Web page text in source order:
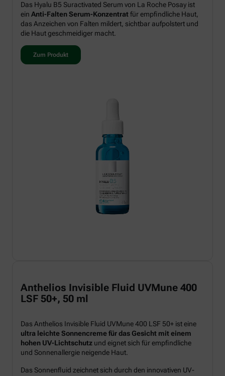
Das Hyalu B5 Suractivated Serum von La Roche Posay ist
ein Anti-Falten Serum-Konzentratfür empfindliche Haut,
das Anzeichen von Falten mildert, sichtbar aufpolstert und
die Haut geschmeidiger macht.
Zum Produkt
Anthelios Invisible Fluid UVMune 400
LSF 50+, 50 ml
Das Anthelios Invisible Fluid UVMune 400 LSF 50+ ist eine
ultra leichte Sonnencreme für das Gesicht mit einem
hohen UV-Lichtschutz und eignet sich für empfindliche
und Sonnenallergie neigende Haut.
Das Sonnenfluid zeichnet sich durch den innovativen UV-